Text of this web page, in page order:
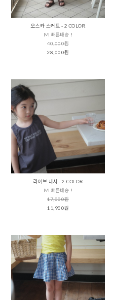
오스카 스커트 - 2 COLOR
M 빠른배송 !
40,000원
28,000원
라이브 나시 - 2 COLOR
M 빠른배송 !
17,000원
11,900원